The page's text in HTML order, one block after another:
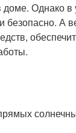
Однако в
безопасно. А